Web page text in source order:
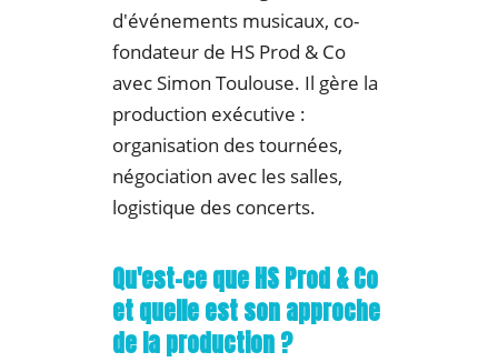
d'événements musicaux, co-
fondateur de HS Prod & Co
avec Simon Toulouse. Il gère la
production exécutive :
organisation des tournées,
négociation avec les salles,
logistique des concerts.
Qu'est-ce que HS Prod & Co
et quelle est son approche
de la production ?